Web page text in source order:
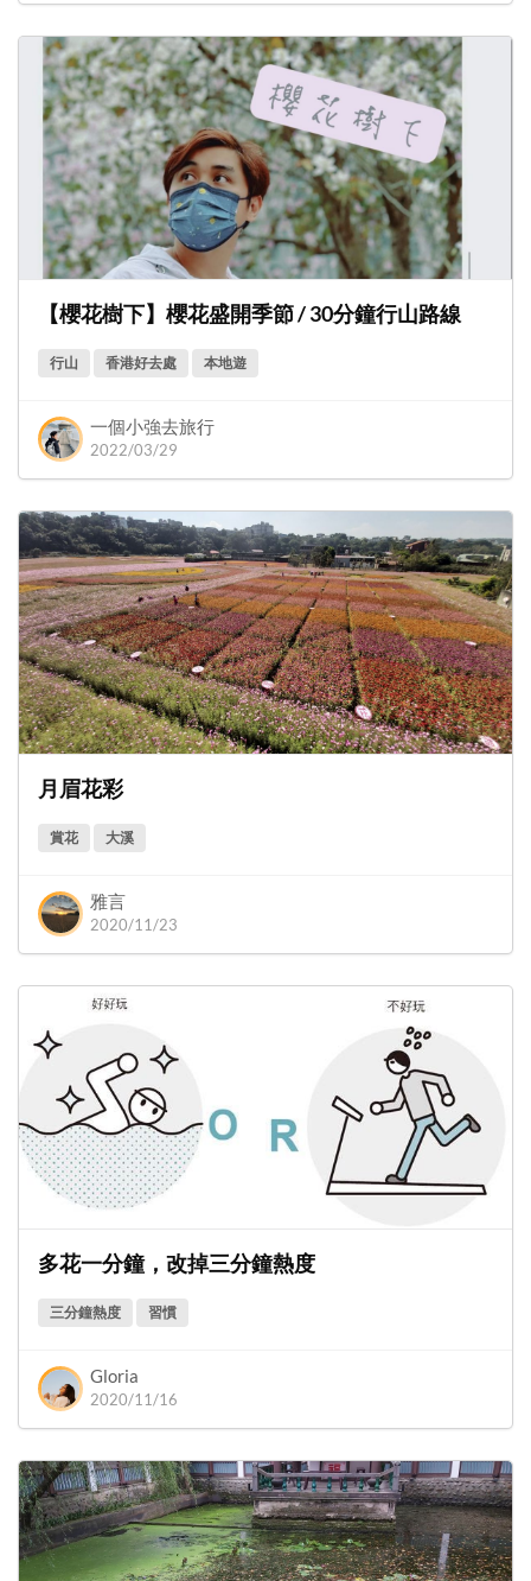
【櫻花樹下】櫻花盛開季節 / 30分鐘行山路線
行山 香港好去處 本地遊
一個小強去旅行
2022/03/29
月眉花彩
賞花 大溪
雅言
2020/11/23
多花一分鐘，改掉三分鐘熱度
三分鐘熱度 習慣
Gloria
2020/11/16